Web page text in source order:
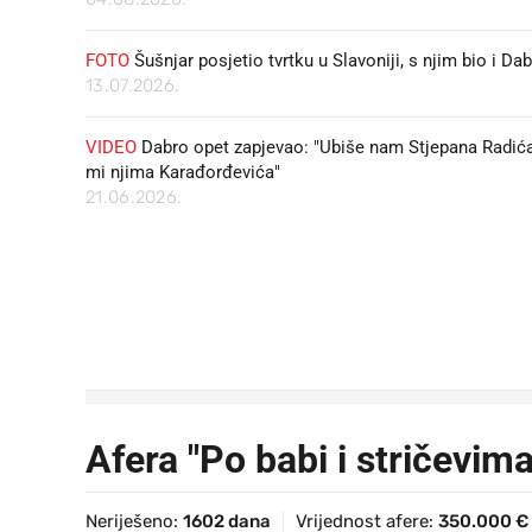
FOTO Šušnjar posjetio tvrtku u Slavoniji, s njim bio i
13.07.2026.
VIDEO Dabro opet zapjevao: "Ubiše nam Stjepana
mi njima Karađorđevića"
21.06.2026.
Afera "Po babi i
Neriješeno: 1602 dana Vrijednost afere: 350.000 €